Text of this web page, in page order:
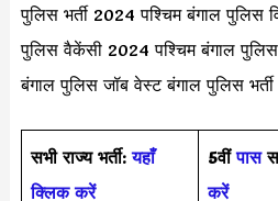
पुलिस भर्ती 2024 पश्चिम बंगाल पुलिस
पुलिस वैकेंसी 2024 पश्चिम बंगाल
बंगाल पुलिस जॉब वेस्ट बंगाल पुलिस
सभी राज्य भर्ती: यहाँ
क्लिक करें
5वींपास
करें